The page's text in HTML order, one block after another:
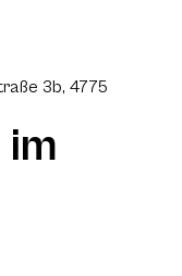
3b, 4775
im